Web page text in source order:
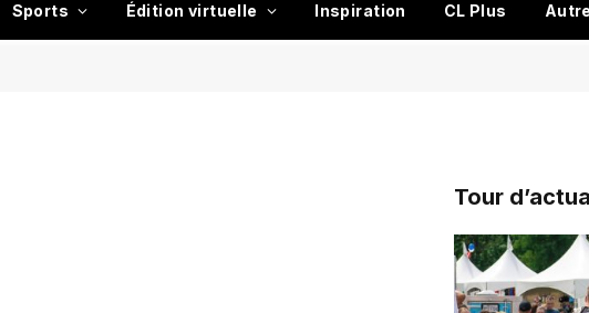
Sports Édition virtuelle Inspiration CL Plus
Tour